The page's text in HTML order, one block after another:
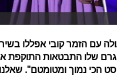
עם הזמר קובי אפללו
שלו התבטאות התוקפת
הכי נמוך ומטומטם".